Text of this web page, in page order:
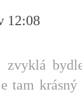
12:08
zvyklá
tam